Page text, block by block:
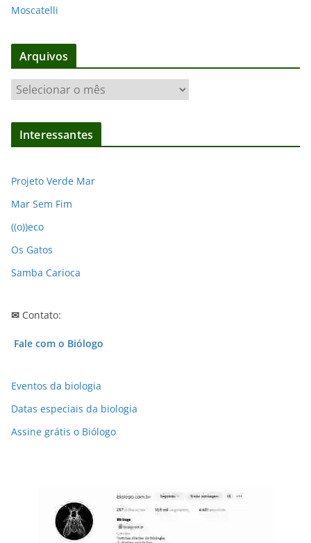
Moscatelli
Arquivos
r
q
s
Interessantes
Projeto Verde Mar
Mar Sem Fim
((o))eco
Os Gatos
Samba Carioca
✉ Contato:
Fale com o Biólogo
Eventos da biologia
Datas especiais da biologia
Assine grátis o Biólogo